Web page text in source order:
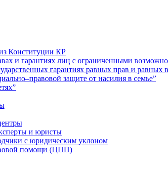
Конституции КР
и гарантиях лиц с ограниченными
гарантиях равных прав и
защите от насилия в семье”
и юристы
с юридическим уклоном
помощи (ЦПП)